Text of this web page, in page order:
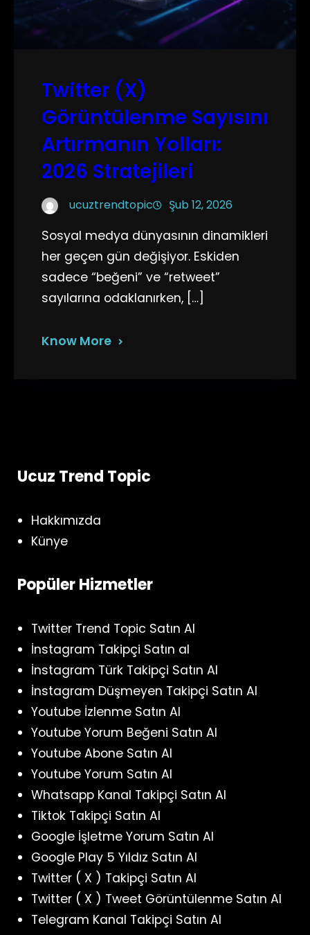
Twitter (X)
Görüntülenme Sayısını
Artırmanın Yolları:
2026 Stratejileri
ucuztrendtopic Şub 12, 2026
Sosyal medya dünyasının dinamikleri
her geçen gün değişiyor. Eskiden
sadece “beğeni” ve “retweet”
sayılarına odaklanırken, […]
Know More
Ucuz Trend Topic
Hakkımızda
Künye
Popüler Hizmetler
Twitter Trend Topic Satın Al
İnstagram Takipçi Satın al
İnstagram Türk Takipçi Satın Al
İnstagram Düşmeyen Takipçi Satın Al
Youtube İzlenme Satın Al
Youtube Yorum Beğeni Satın Al
Youtube Abone Satın Al
Youtube Yorum Satın Al
Whatsapp Kanal Takipçi Satın Al
Tiktok Takipçi Satın Al
Google İşletme Yorum Satın Al
Google Play 5 Yıldız Satın Al
Twitter ( X ) Takipçi Satın Al
Twitter ( X ) Tweet Görüntülenme Satın Al
Telegram Kanal Takipçi Satın Al